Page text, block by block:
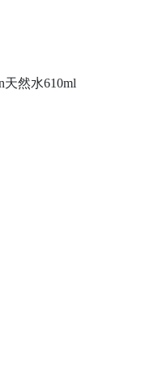
天然水610ml